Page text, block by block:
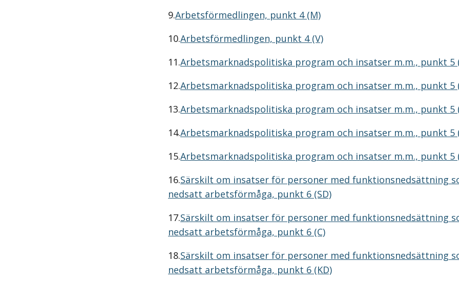
9.Arbetsförmedlingen, punkt 4 (M)
10.Arbetsförmedlingen, punkt 4 (V)
11.Arbetsmarknadspolitiska program och insatser m.m., punkt 5
12.Arbetsmarknadspolitiska program och insatser m.m., punkt 5
13.Arbetsmarknadspolitiska program och insatser m.m., punkt 5
14.Arbetsmarknadspolitiska program och insatser m.m., punkt 5
15.Arbetsmarknadspolitiska program och insatser m.m., punkt 5
16.Särskilt om insatser för personer med funktionsnedsättning
nedsatt arbetsförmåga, punkt 6 (SD)
17.Särskilt om insatser för personer med funktionsnedsättning
nedsatt arbetsförmåga, punkt 6 (C)
18.Särskilt om insatser för personer med funktionsnedsättning
nedsatt arbetsförmåga, punkt 6 (KD)